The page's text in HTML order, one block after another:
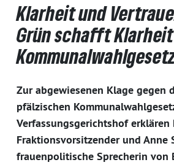
Klarheit und
Grün schafft
Zur abgewiesenen Klage gegen
pfälzischen
Verfassungsgerichtshof erklären
Fraktionsvorsitzender und Anne
frauenpolitische Sprecherin von